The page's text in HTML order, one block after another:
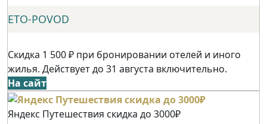
ETO-POVOD
Скидка 1 500 ₽ при бронировании отелей и иного
жилья. Действует до 31 августа включительно.
На сайт
Яндекс Путешествия скидка до 3000₽